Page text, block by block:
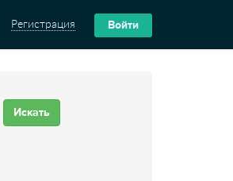
Регистрация Войти